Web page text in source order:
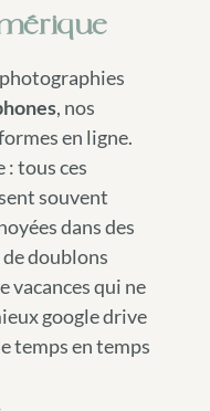
, nos
en ligne.
: tous ces
souvent
dans des
doublons
vacances qui ne
google drive
temps en temps